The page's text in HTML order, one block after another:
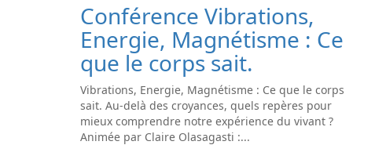
Conférence Vibrations,
Energie, Magnétisme : Ce
que le corps sait.
Vibrations, Energie, Magnétisme : Ce que le corps
sait. Au-delà des croyances, quels repères pour
mieux comprendre notre expérience du vivant ?
Animée par Claire Olasagasti :...